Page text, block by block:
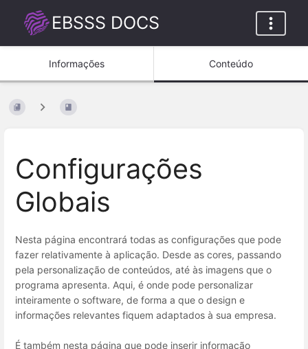
EBSSS DOCS
Informações Conteúdo
Configurações
Globais
Nesta página encontrará todas as configurações que pode
fazer relativamente à aplicação. Desde as cores, passando
pela personalização de conteúdos, até às imagens que o
programa apresenta. Aqui, é onde pode personalizar
inteiramente o software, de forma a que o design e
informações relevantes fiquem adaptados à sua empresa.
É também nesta página que pode inserir informação